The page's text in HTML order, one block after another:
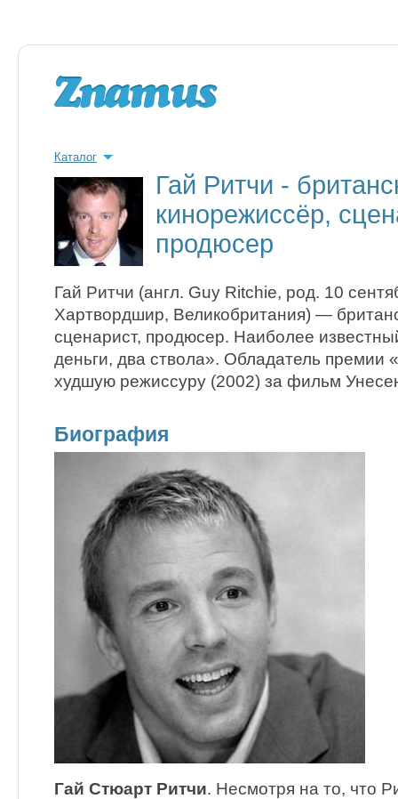
Каталог
Гай Ритчи -
кинорежиссёр,
продюсер
Гай Ритчи (англ. Guy Ritchie, род. 10
Хартвордшир, Великобритания) —
сценарист, продюсер. Наиболее
деньги, два ствола». Обладатель премии
худшую режиссуру (2002) за фильм
Биография
Гай Стюарт Ритчи. Несмотря на то, что